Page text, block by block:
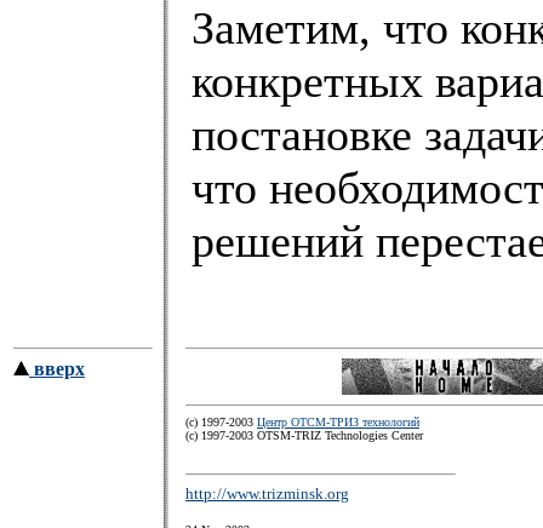
Заметим, что
конкретных
постановке
что
решений
вверх
(c) 1997-2003 Центр ОТСМ-ТРИЗ технологий
(с) 1997-2003 OTSM-TRIZ Technologies Center
http://www.trizminsk.org